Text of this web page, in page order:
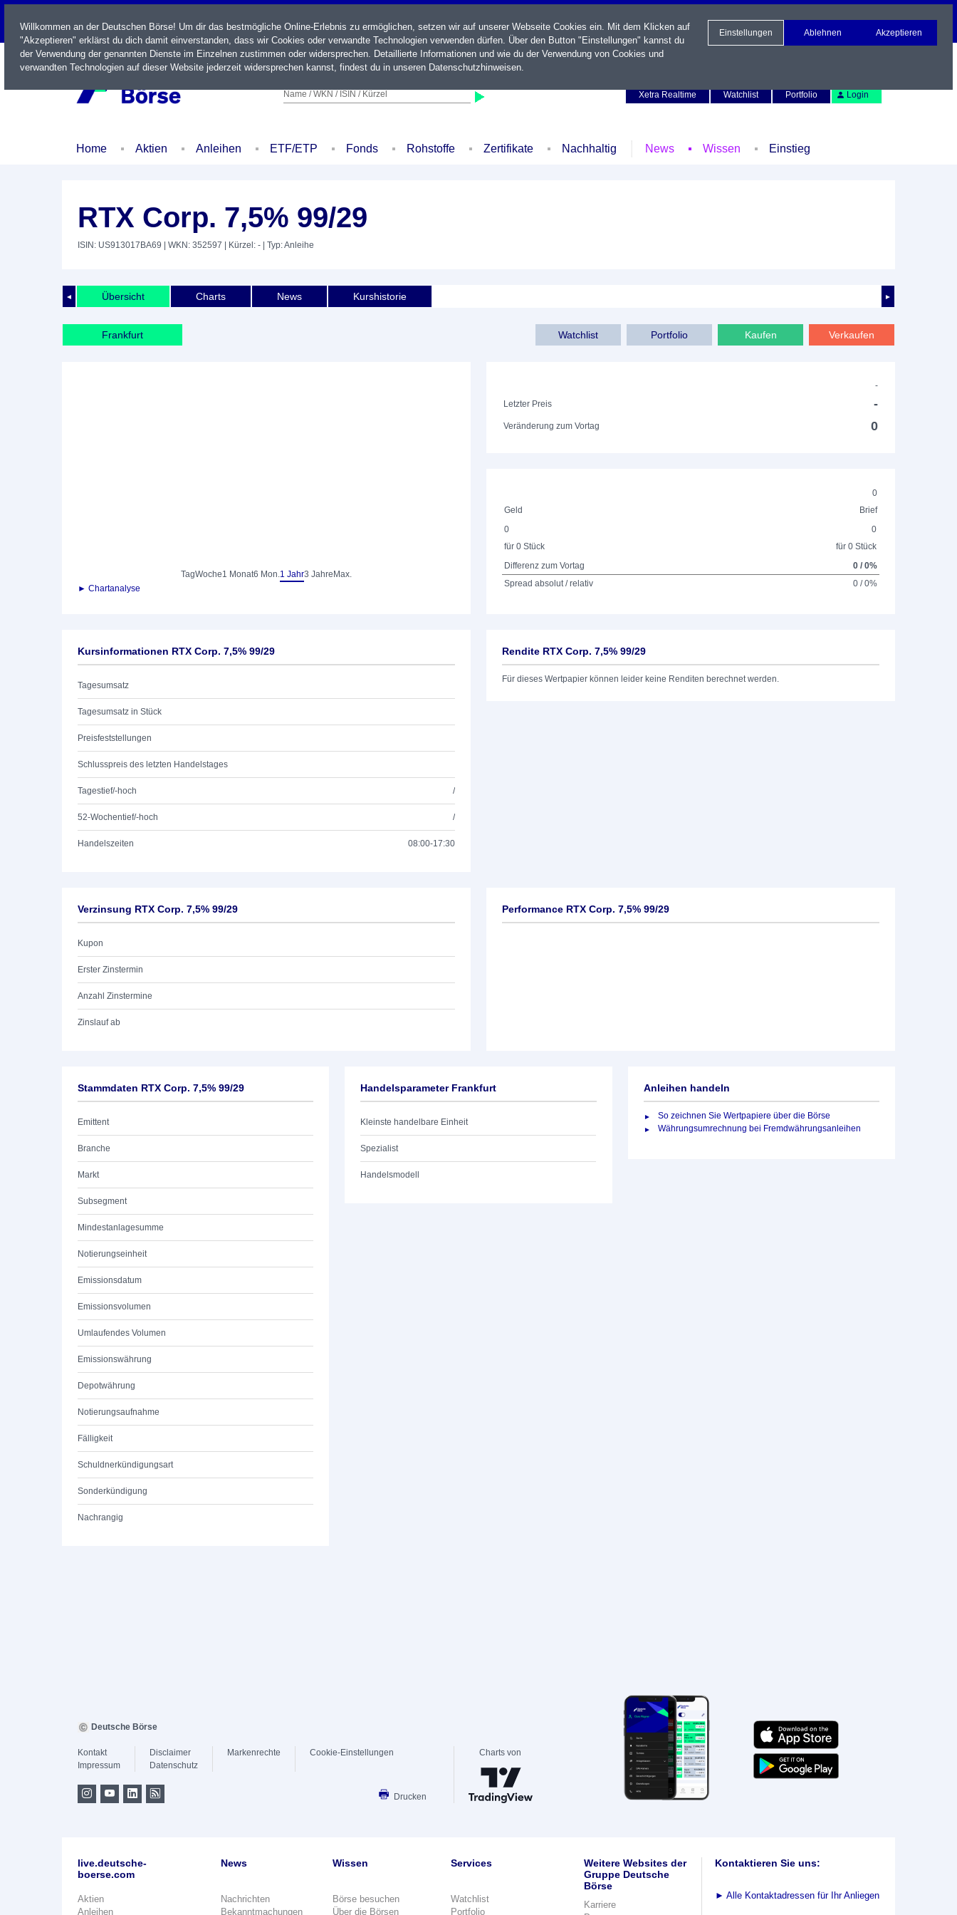
LIVE
Name / WKN / ISIN / Kürzel
Xetra Realtime
Watchlist Portfolio Login
Home Aktien Anleihen ETF/ETP Fonds Rohstoffe Zertifikate Nachhaltig News Wissen Einstieg
RTX Corp. 7,5% 99/29
ISIN: US913017BA69 | WKN: 352597 | Kürzel: - | Typ: Anleihe
◄ ►
Übersicht Charts News Kurshistorie
Frankfurt Verkaufen
Kaufen
Portfolio
Watchlist
TagWoche1 Monat6 Mon.1 Jahr3 Jahre Max.
► Chartanalyse
-
Letzter Preis
-
Veränderung zum Vortag 0
0
Geld
Brief
0
für 0 Stück
0
für 0 Stück
Differenz zum Vortag
0 / 0%
Spread absolut / relativ
0 / 0%
Kursinformationen RTX Corp. 7,5% 99/29
Tagesumsatz
Tagesumsatz in Stück
Preisfeststellungen
Schlusspreis des letzten Handelstages
Tagestief/-hoch /
52-Wochentief/-hoch /
Handelszeiten 08:00-17:30
Rendite RTX Corp. 7,5% 99/29
Für dieses Wertpapier können leider keine Renditen berechnet werden.
Verzinsung RTX Corp. 7,5% 99/29
Kupon
Erster Zinstermin
Anzahl Zinstermine
Zinslauf ab
Performance RTX Corp. 7,5% 99/29
Stammdaten RTX Corp. 7,5% 99/29
Emittent
Branche
Markt
Subsegment
Mindestanlagesumme
Notierungseinheit
Emissionsdatum
Emissionsvolumen
Umlaufendes Volumen
Emissionswährung
Depotwährung
Notierungsaufnahme
Fälligkeit
Schuldnerkündigungsart
Sonderkündigung
Nachrangig
Handelsparameter Frankfurt
Kleinste handelbare Einheit
Spezialist
Handelsmodell
Anleihen handeln
So zeichnen Sie Wertpapiere über die Börse
Währungsumrechnung bei Fremdwährungsanleihen
Willkommen an der Deutschen Börse! Um dir das bestmögliche Online-Erlebnis zu ermöglichen, setzen wir auf unserer Webseite Cookies ein. Mit dem Klicken auf
"Akzeptieren" erklärst du dich damit einverstanden, dass wir Cookies oder verwandte Technologien verwenden dürfen. Über den Button "Einstellungen" kannst du
der Verwendung der genannten Dienste im Einzelnen zustimmen oder widersprechen. Detaillierte Informationen und wie du der Verwendung von Cookies und
verwandten Technologien auf dieser Website jederzeit widersprechen kannst, findest du in unseren Datenschutzhinweisen.
Einstellungen Ablehnen Akzeptieren
Deutsche Börse
Kontakt
Impressum
Disclaimer
Datenschutz
Markenrechte Cookie-Einstellungen
Drucken
Charts von
live.deutsche-
boerse.com
Aktien
Anleihen
News
Nachrichten
Bekanntmachungen
Wissen
Börse besuchen
Über die Börsen
Services
Watchlist
Portfolio
Weitere Websites der
Gruppe Deutsche
Börse
Karriere
Kontaktieren Sie uns:
► Alle Kontaktadressen für Ihr Anliegen